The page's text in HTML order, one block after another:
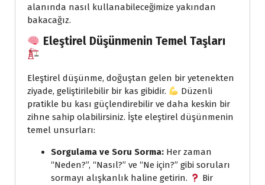
alanında nasıl kullanabileceğimize yakından
bakacağız.
Eleştirel Düşünmenin Temel Taşları
Eleştirel düşünme, doğuştan gelen bir yetenekten
ziyade, geliştirilebilir bir kas gibidir.
Düzenli
pratikle bu kası güçlendirebilir ve daha keskin bir
zihne sahip olabilirsiniz. İşte eleştirel düşünmenin
temel unsurları:
Sorgulama ve Soru Sorma: Her zaman
“Neden?”, “Nasıl?” ve “Ne için?” gibi soruları
sormayı alışkanlık haline getirin.
Bir